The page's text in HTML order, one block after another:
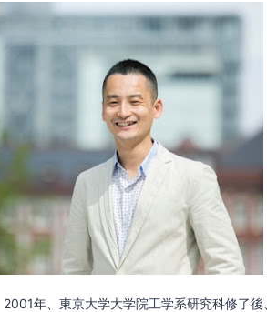
2001年、東京大学大学院工学系研究科修了